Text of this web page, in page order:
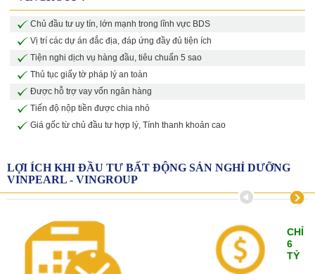
Chủ đầu tư uy tín, lớn mạnh trong lĩnh vực BDS
Vị trí các dự án đắc địa, đáp ứng đầy đủ tiện ích
Tiện nghi dịch vụ hàng đầu, tiêu chuẩn 5 sao
Thủ tục giấy tờ pháp lý an toàn
Được hỗ trợ vay vốn ngân hàng
Tiến độ nộp tiền được chia nhỏ
Giá gốc từ chủ đầu tư hợp lý, Tính thanh khoản cao
LỢI ÍCH KHI ĐẦU TƯ BẤT ĐỘNG SẢN NGHỈ DƯỠNG
VINPEARL - VINGROUP
CHỈ
6
TỶ